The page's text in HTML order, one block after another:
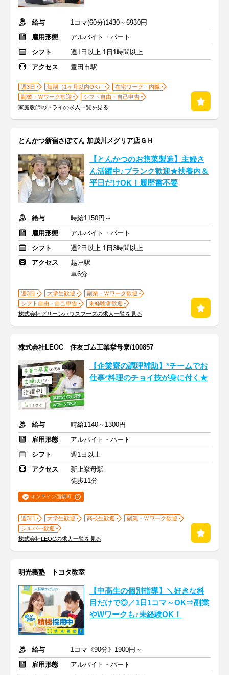
給与
1コマ(60分)1430～6930円
雇用形態
アルバイト・パート
シフト
週1日以上 1日1時間以上
アクセス
豊田市駅
週3日 短期（1ヶ月以内OK）
在宅ワーク・内職
副業・Ｗワーク歓迎
シフト自由・自己申告
家庭教師のトライの求人一覧を見る
とんかつ新宿さぼてん 加茂川メグリア店ＧＨ
【とんかつのお惣菜製造】主婦さ
ん活躍中♪ブランク歓迎★扶養内＆
平日だけOK！履歴書不要
給与
時給1150円～
雇用形態
アルバイト・パート
シフト
週2日以上 1日3時間以上
アクセス
越戸駅
車6分
週3日 大学生歓迎
副業・Ｗワーク歓迎
シフト自由・自己申告
未経験者歓迎
株式会社グリーンハウスフーズの求人一覧を見る
株式会社LEOC 住友ゴム工業挙母寮/100857
【企業寮の調理補助】*チームでお
仕事*料理のチョイ技が身に付く★
給与
時給1140～1300円
雇用形態
アルバイト・パート
シフト
週1日以上
アクセス
新上挙母駅
徒歩11分
オンライン面接可
週3日 大学生歓迎 高校生歓迎
副業・Ｗワーク歓迎
シルバー歓迎
株式会社LEOCの求人一覧を見る
明光義塾 トヨタ教室
【中高生の個別指導】＼好きな科
目だけで◎／1日1コマ～OK⇒副業
やWワークも♪未経験OK！
給与
1コマ《90分》1900円～
雇用形態
アルバイト・パート